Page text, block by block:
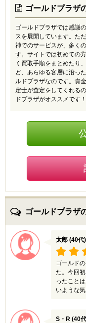
好みのジ
っていた
スで傷が
値段にな
会があれ
今はイン
ジュエリ
払いで商
2日ほど
たので、
出産を控
いころに
も買取っ
くことが
宅に来て
ゴールドプラザ
ゴールドプラザでは感謝
スを展開しています。た
神でのサービスが、多く
す。サイトでは初めての
く買取手順をまとめたり
ど、あらゆる客層に沿っ
ルドプラザなのです。貴
定士が査定をしてくれる
ドプラザがオススメです！
ゴールドプラザ
太郎 (40代)
ゴールド
た。今回
ったこと
いような気
S・R (40